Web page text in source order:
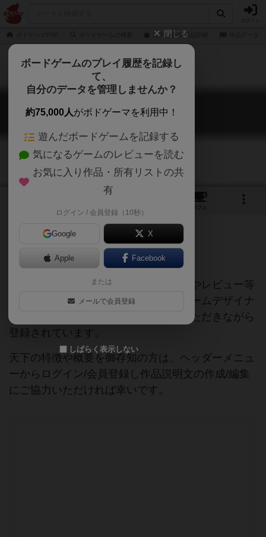
天下の通販/商品詳細
天下
Tianxia
カフェ
ご協力ください
当サイトに掲載されている作品説明文やレビュー等
の情報は、ボドゲーマ運営事務局・ゲームデザイナ
ーご本人様・有志の皆様にご協力をいただきながら
登録されています。
天下の特徴や概要を御存知の方は、ヘッダーメニュ
ーからログイン/会員登録し作品説明文の作成/編集
にご協力いただければ幸いです。
閉じる
ボードゲームのプレイ履歴を記録し
て、
自分のデータを管理しませんか？
約75,000人がボドゲーマを利用中！
遊んだボードゲームを記録する
気になるゲームのレビューを読む
お気に入り作品・所有リストの共
有
ログイン / 会員登録（10秒）
Google X
Apple Facebook
または
メールで会員登録
しばらく表示しない